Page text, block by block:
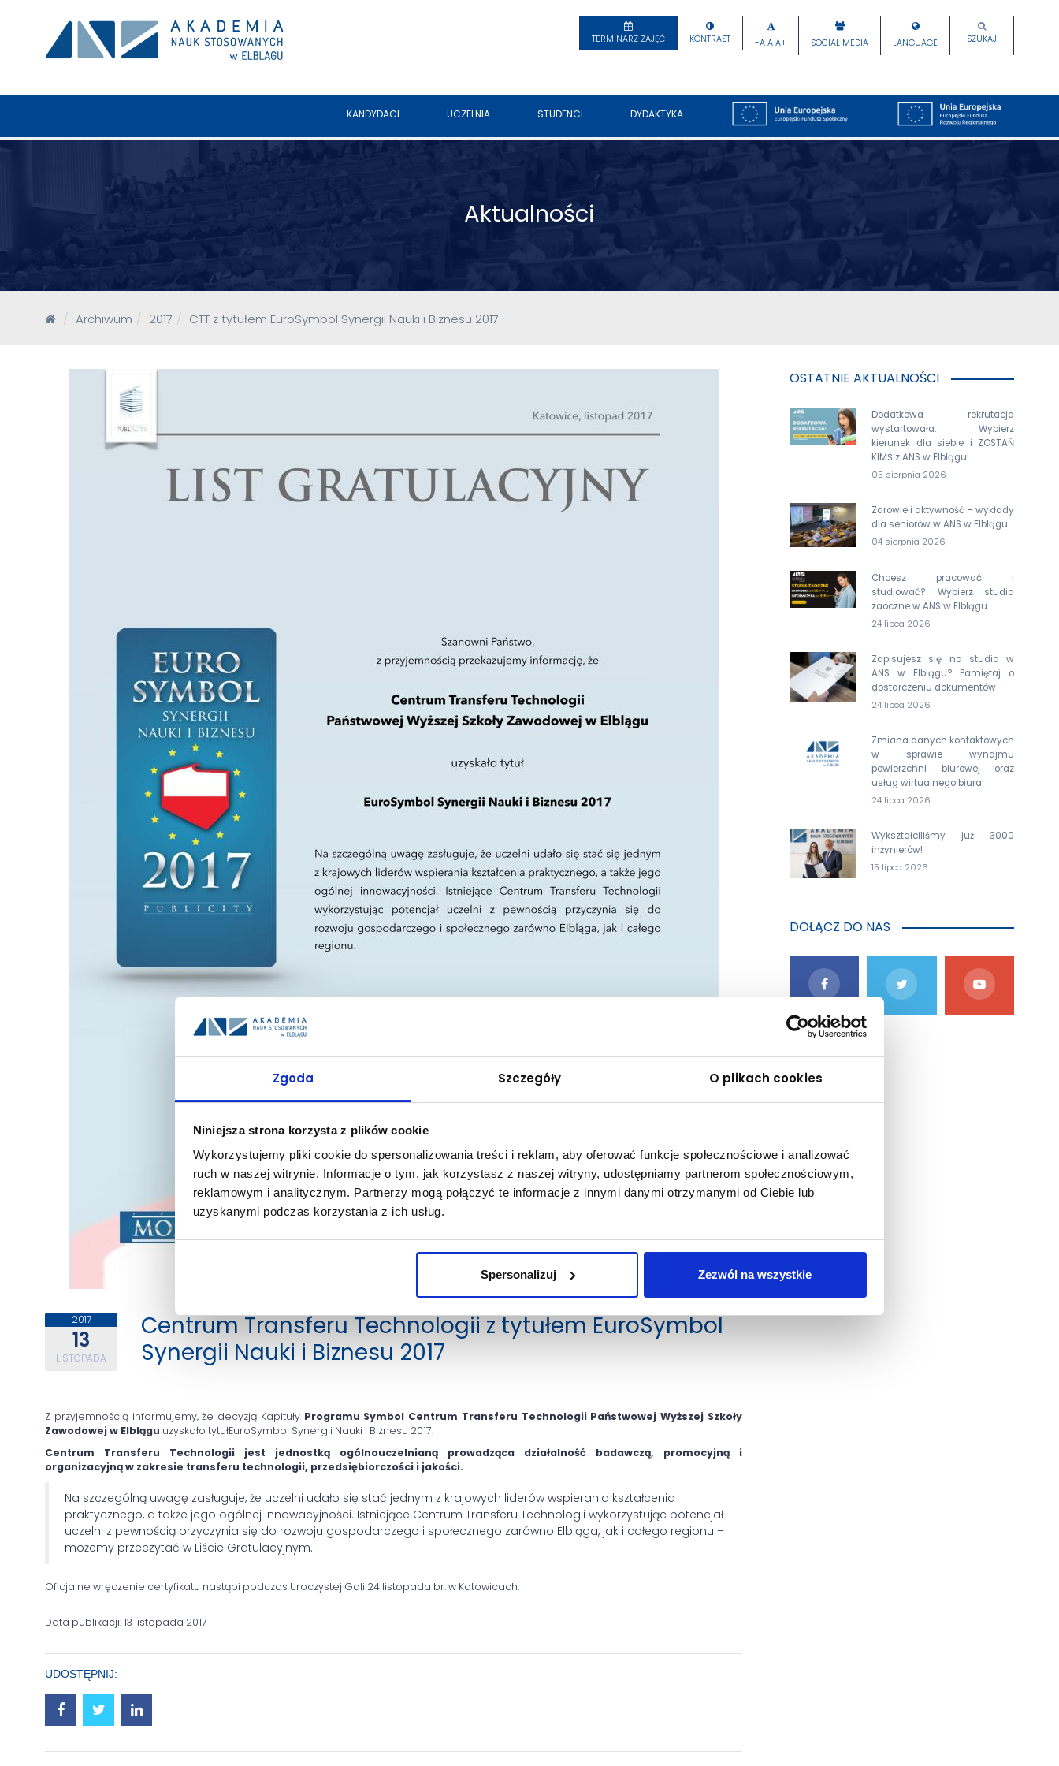
Zgoda Szczegóły O plikach cookies
Niniejsza strona korzysta z plików cookie
Wykorzystujemy pliki cookie do spersonalizowania treści i reklam, aby oferować funkcje społecznościowe i analizować
ruch w naszej witrynie. Informacje o tym, jak korzystasz z naszej witryny, udostępniamy partnerom społecznościowym,
reklamowym i analitycznym. Partnerzy mogą połączyć te informacje z innymi danymi otrzymanymi od Ciebie lub
uzyskanymi podczas korzystania z ich usług.
Spersonalizuj Zezwól na wszystkie
TERMINARZ ZAJĘĆ KONTRAST -A A A+ SOCIAL MEDIA LANGUAGE SZUKAJ
KANDYDACI UCZELNIA STUDENCI DYDAKTYKA
Aktualności
Archiwum 2017 CTT z tytułem EuroSymbol Synergii Nauki i Biznesu 2017
2017
13
LISTOPADA
Centrum Transferu Technologii z tytułem EuroSymbol
Synergii Nauki i Biznesu 2017
Z przyjemnością informujemy, że decyzją Kapituły Programu Symbol Centrum Transferu Technologii Państwowej Wyższej Szkoły
Zawodowej w Elblągu uzyskało tytułEuroSymbol Synergii Nauki i Biznesu 2017.
Centrum Transferu Technologii jest jednostką ogólnouczelnianą prowadząca działalność badawczą, promocyjną i
organizacyjną w zakresie transferu technologii, przedsiębiorczości i jakości.
Na szczególną uwagę zasługuje, że uczelni udało się stać jednym z krajowych liderów wspierania kształcenia
praktycznego, a także jego ogólnej innowacyjności. Istniejące Centrum Transferu Technologii wykorzystując potencjał
uczelni z pewnością przyczynia się do rozwoju gospodarczego i społecznego zarówno Elbląga, jak i całego regionu –
możemy przeczytać w Liście Gratulacyjnym.
Oficjalne wręczenie certyfikatu nastąpi podczas Uroczystej Gali 24 listopada br. w Katowicach.
Data publikacji: 13 listopada 2017
UDOSTĘPNIJ:
OSTATNIE AKTUALNOŚCI
Dodatkowa rekrutacja
wystartowała. Wybierz
kierunek dla siebie i ZOSTAŃ
KIMŚ z ANS w Elblągu!
05 sierpnia 2026
Zdrowie i aktywność – wykłady
dla seniorów w ANS w Elblągu
04 sierpnia 2026
Chcesz pracować i
studiować? Wybierz studia
zaoczne w ANS w Elblągu
24 lipca 2026
Zapisujesz się na studia w
ANS w Elblągu? Pamiętaj o
dostarczeniu dokumentów
24 lipca 2026
Zmiana danych kontaktowych
w sprawie wynajmu
powierzchni biurowej oraz
usług wirtualnego biura
24 lipca 2026
Wykształciliśmy już 3000
inżynierów!
15 lipca 2026
DOŁĄCZ DO NAS